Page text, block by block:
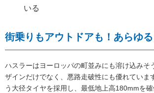
いる
街乗りもアウトドアも！あらゆ
ハスラーはヨーロッパの町並みにも溶け込みそ
ザインだけでなく、悪路走破性にも優れていま
う大径タイヤを採用し、最低地上高180mmを